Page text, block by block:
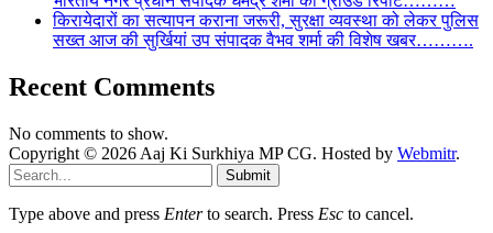
किरायेदारों का सत्यापन कराना जरूरी, सुरक्षा व्यवस्था को लेकर पुलिस
सख्त आज की सुर्खियां उप संपादक वैभव शर्मा की विशेष खबर……….
Recent Comments
No comments to show.
Copyright © 2026 Aaj Ki Surkhiya MP CG. Hosted by Webmitr.
Submit
Type above and press Enterto search. Press Esc to cancel.